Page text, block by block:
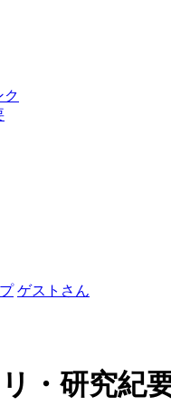
ク
ゲストさん
・研究紀